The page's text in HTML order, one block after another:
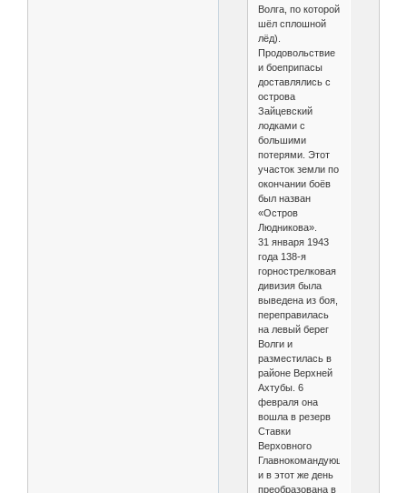
Волга, по которой
шёл сплошной
лёд).
Продовольствие
и боеприпасы
доставлялись с
острова
Зайцевский
лодками с
большими
потерями. Этот
участок земли по
окончании боёв
был назван
«Остров
Людникова».
31 января 1943
года 138-я
горнострелковая
дивизия была
выведена из боя,
переправилась
на левый берег
Волги и
разместилась в
районе Верхней
Ахтубы. 6
февраля она
вошла в резерв
Ставки
Верховного
Главнокомандующего
и в этот же день
преобразована в